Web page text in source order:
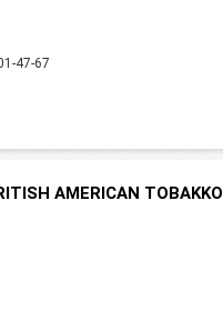
47-67
AMERICAN TOBAKKO